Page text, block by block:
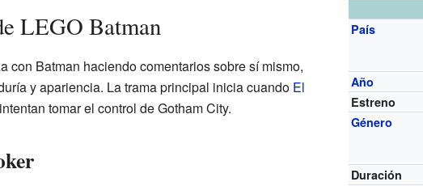
País
Año
Estreno
Género
Duración
LEGO Batman
con Batman haciendo comentarios sobre sí mismo,
y apariencia. La trama principal inicia cuando El
tomar el control de Gotham City.